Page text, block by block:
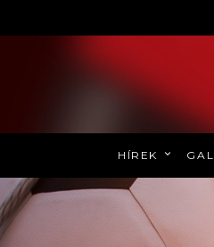
HÍREK